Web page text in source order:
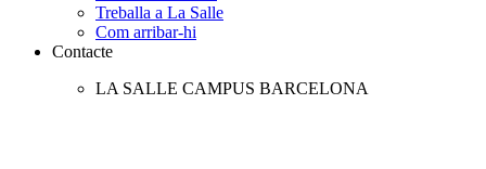
Treballa a La Salle
Com arribar-hi
Contacte
LA SALLE CAMPUS BARCELONA